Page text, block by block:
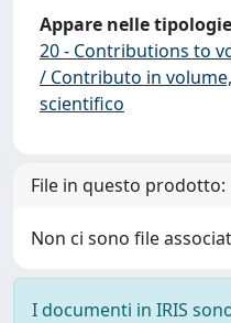
Appare nelle
20 - Contributions to
/ Contributo in
scientifico
File in questo prodotto:
Non ci sono file
I documenti in IRIS